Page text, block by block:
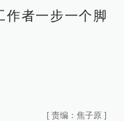
作者一步一个脚
[ 责编：焦子原 ]